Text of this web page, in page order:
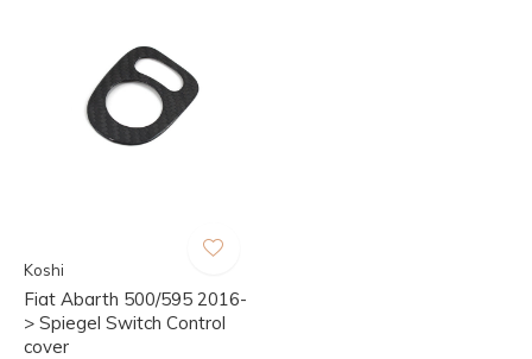
Koshi
Fiat Abarth 500/595 2016-
> Spiegel Switch Control
cover